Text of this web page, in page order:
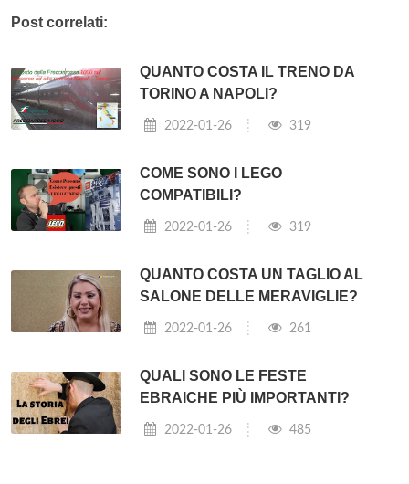
Post correlati:
QUANTO COSTA IL TRENO DA
TORINO A NAPOLI?
2022-01-26 319
COME SONO I LEGO
COMPATIBILI?
2022-01-26 319
QUANTO COSTA UN TAGLIO AL
SALONE DELLE MERAVIGLIE?
2022-01-26 261
QUALI SONO LE FESTE
EBRAICHE PIÙ IMPORTANTI?
2022-01-26 485